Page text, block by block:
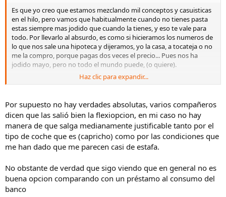
Es que yo creo que estamos mezclando mil conceptos y casuisticas
en el hilo, pero vamos que habitualmente cuando no tienes pasta
estas siempre mas jodido que cuando la tienes, y eso te vale para
todo. Por llevarlo al absurdo, es como si hicieramos los numeros de
lo que nos sale una hipoteca y dijeramos, yo la casa, a tocateja o no
me la compro, porque pagas dos veces el precio... Pues nos ha
jodido mayo, pero no todo el mundo puede, (o quiere).
También hay mucha gente que valora el no descapitalizarse, y
Vuelvo a lo mismo, ha habido ofertas muy buenas, en las que salia
rentable la multi, y atracos a mano armada, como en todo.
Es importante entender el funcionamiento, para que las
oportunidades te puedan salir y cuadrar. Y también entender que
residual, cuando se puede cancelar sin penalización, como
evoluciona el mercado de segunda mano. Tambien comprender los
riesgo que conlleva. Pero es como todo, hay veces que te viene
bien, veces que no, veces que es buena alternativa y veces que no..
Haz clic para expandir...
Por supuesto no hay verdades absolutas, varios compañeros
dicen que las salió bien la flexiopcion, en mi caso no hay
manera de que salga medianamente justificable tanto por el
tipo de coche que es (capricho) como por las condiciones que
me han dado que me parecen casi de estafa.
No obstante de verdad que sigo viendo que en general no es
buena opcion comparando con un préstamo al consumo del
banco